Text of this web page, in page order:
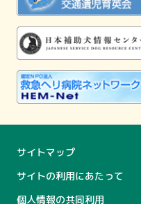
サイトマップ
サイトの利用にあたって
個人情報の共同利用